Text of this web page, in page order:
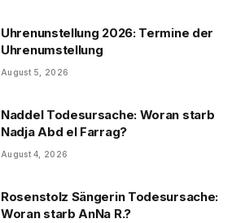
Uhrenunstellung 2026: Termine der
Uhrenumstellung
August 5, 2026
Naddel Todesursache: Woran starb
Nadja Abd el Farrag?
August 4, 2026
Rosenstolz Sängerin Todesursache:
Woran starb AnNa R.?